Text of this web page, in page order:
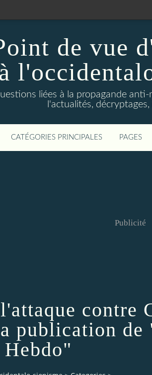
de vue
liées à la propagande
l'actualités,
CATÉGORIES PRINCIPALES PAGES
Publicité
contre
publication de
Hebdo"